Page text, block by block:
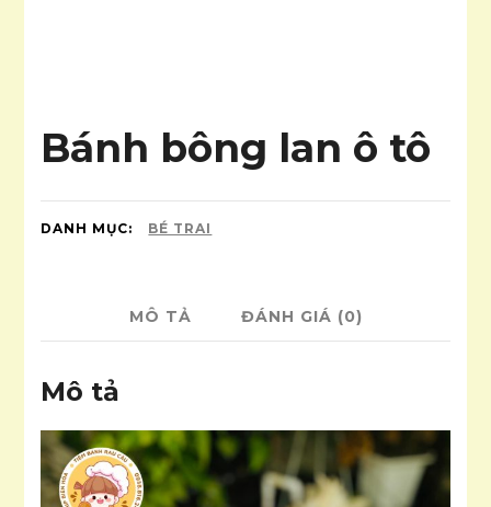
Bánh bông lan ô tô
DANH MỤC: BÉ TRAI
MÔ TẢ ĐÁNH GIÁ (0)
Mô tả